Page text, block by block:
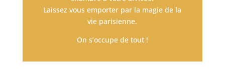
Laissez vous emporter par la magie de la
vie parisienne.
On s’occupe de tout !